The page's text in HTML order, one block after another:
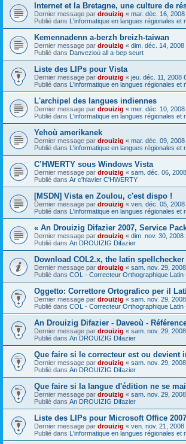
Internet et la Bretagne, une culture de
Dernier message par drouizig « mar. déc. 16,
Publié dans L'informatique en langues régionales et
Kemennadenn a-berzh breizh-taiwan
Dernier message par drouizig « dim. déc. 14, 2008
Publié dans Danvezioù all a-bep seurt
Liste des LIPs pour Vista
Dernier message par drouizig « jeu. déc. 11, 2008
Publié dans L'informatique en langues régionales et
L'archipel des langues indiennes
Dernier message par drouizig « mer. déc. 10,
Publié dans L'informatique en langues régionales et
Yehoù amerikanek
Dernier message par drouizig « mar. déc. 09,
Publié dans L'informatique en langues régionales et
C’HWERTY sous Windows Vista
Dernier message par drouizig « sam. déc. 06,
Publié dans Ar c'hlavier C'HWERTY
[MSDN] Vista en Zoulou, c'est dispo !
Dernier message par drouizig « ven. déc. 05,
Publié dans L'informatique en langues régionales et
« An Drouizig Difazier 2007, Service
Dernier message par drouizig « dim. nov. 30, 2008
Publié dans An DROUIZIG Difazier
Download COL2.x, the latin
Dernier message par drouizig « sam. nov. 29,
Publié dans COL - Correcteur Orthographique Latin
Oggetto: Correttore Ortografico per il
Dernier message par drouizig « sam. nov. 29,
Publié dans COL - Correcteur Orthographique Latin
An Drouizig Difazier - Daveoù -
Dernier message par drouizig « sam. nov. 29,
Publié dans An DROUIZIG Difazier
Que faire si le correcteur est ou devient
Dernier message par drouizig « sam. nov. 29,
Publié dans An DROUIZIG Difazier
Que faire si la langue d'édition ne se
Dernier message par drouizig « sam. nov. 29,
Publié dans An DROUIZIG Difazier
Liste des LIPs pour Microsoft Office 2007
Dernier message par drouizig « ven. nov. 21, 2008
Publié dans L'informatique en langues régionales et